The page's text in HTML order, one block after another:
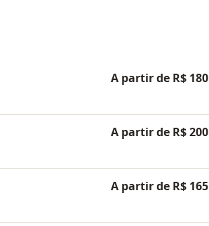
A partir de R$ 180
A partir de R$ 200
A partir de R$ 165